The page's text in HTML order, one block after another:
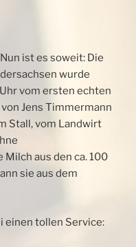
Nun ist es soweit: Die
wurde
vom ersten echten
Jens Timmermann
Stall, vom Landwirt
aus den ca. 100
sie aus dem
einen tollen Service: